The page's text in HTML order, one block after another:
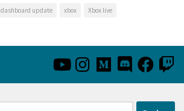
dashboard update xbox Xbox live